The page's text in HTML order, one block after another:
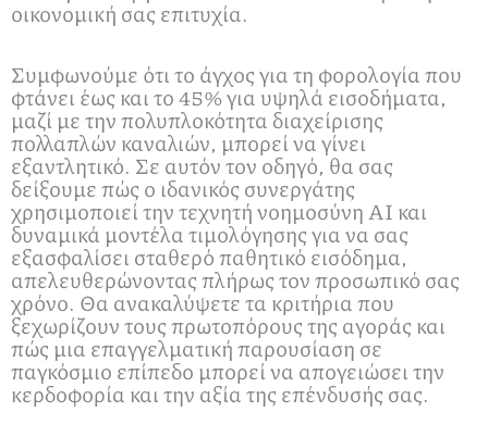
οικονομική σας επιτυχία.
Συμφωνούμε ότι το άγχος για τη φορολογία που
φτάνει έως και το 45% για υψηλά εισοδήματα,
μαζί με την πολυπλοκότητα διαχείρισης
πολλαπλών καναλιών, μπορεί να γίνει
εξαντλητικό. Σε αυτόν τον οδηγό, θα σας
δείξουμε πώς ο ιδανικός συνεργάτης
χρησιμοποιεί την τεχνητή νοημοσύνη AI και
δυναμικά μοντέλα τιμολόγησης για να σας
εξασφαλίσει σταθερό παθητικό εισόδημα,
απελευθερώνοντας πλήρως τον προσωπικό σας
χρόνο. Θα ανακαλύψετε τα κριτήρια που
ξεχωρίζουν τους πρωτοπόρους της αγοράς και
πώς μια επαγγελματική παρουσίαση σε
παγκόσμιο επίπεδο μπορεί να απογειώσει την
κερδοφορία και την αξία της επένδυσής σας.